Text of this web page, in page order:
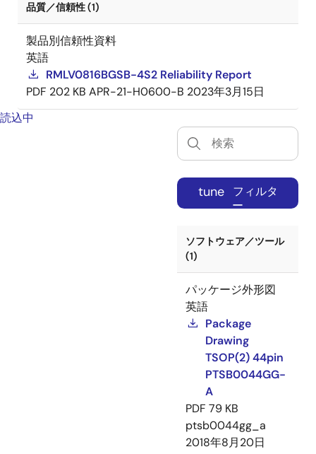
品質／信頼性 (1)
製品別信頼性資料
英語
RMLV0816BGSB-4S2 Reliability Report
PDF 202 KB APR-21-H0600-B 2023年3月15日
読込中
tune
フィルタ
ー
ソフトウェア／ツール
(1)
パッケージ外形図
英語
Package
Drawing
TSOP(2) 44pin
PTSB0044GG-
A
PDF 79 KB
ptsb0044gg_a
2018年8月20日